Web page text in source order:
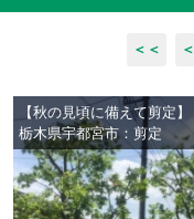
＜＜ ＜
【秋の見頃に備えて剪定】
栃木県宇都宮市：剪定